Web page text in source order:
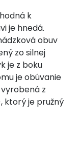
k
je hnedá.
obuv
zo silnej
je z boku
je obúvanie
z
ktorý je pružný